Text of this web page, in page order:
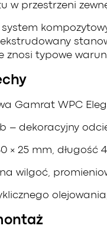
w przestrzeni
znosi typowe
Gamrat WPC
– dekoracyjny
× 25 mm, długość
wilgoć,